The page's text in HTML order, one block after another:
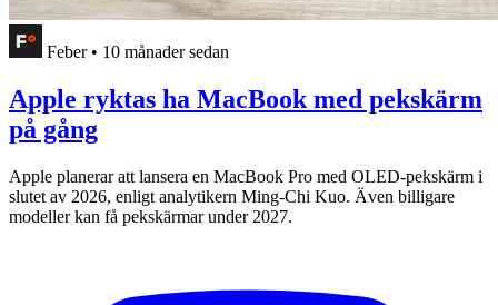
Feber • 10 månader sedan
Apple ryktas ha MacBook med pekskärm
på gång
Apple planerar att lansera en MacBook Pro med OLED-pekskärm i
slutet av 2026, enligt analytikern Ming-Chi Kuo. Även billigare
modeller kan få pekskärmar under 2027.